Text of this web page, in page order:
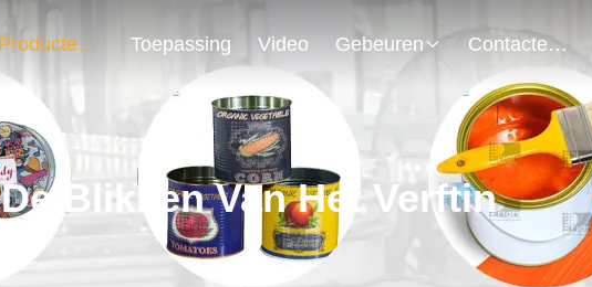
Producten Toepassing Video Gebeuren Contacteer Ons
De Blikken Van Het Verftin